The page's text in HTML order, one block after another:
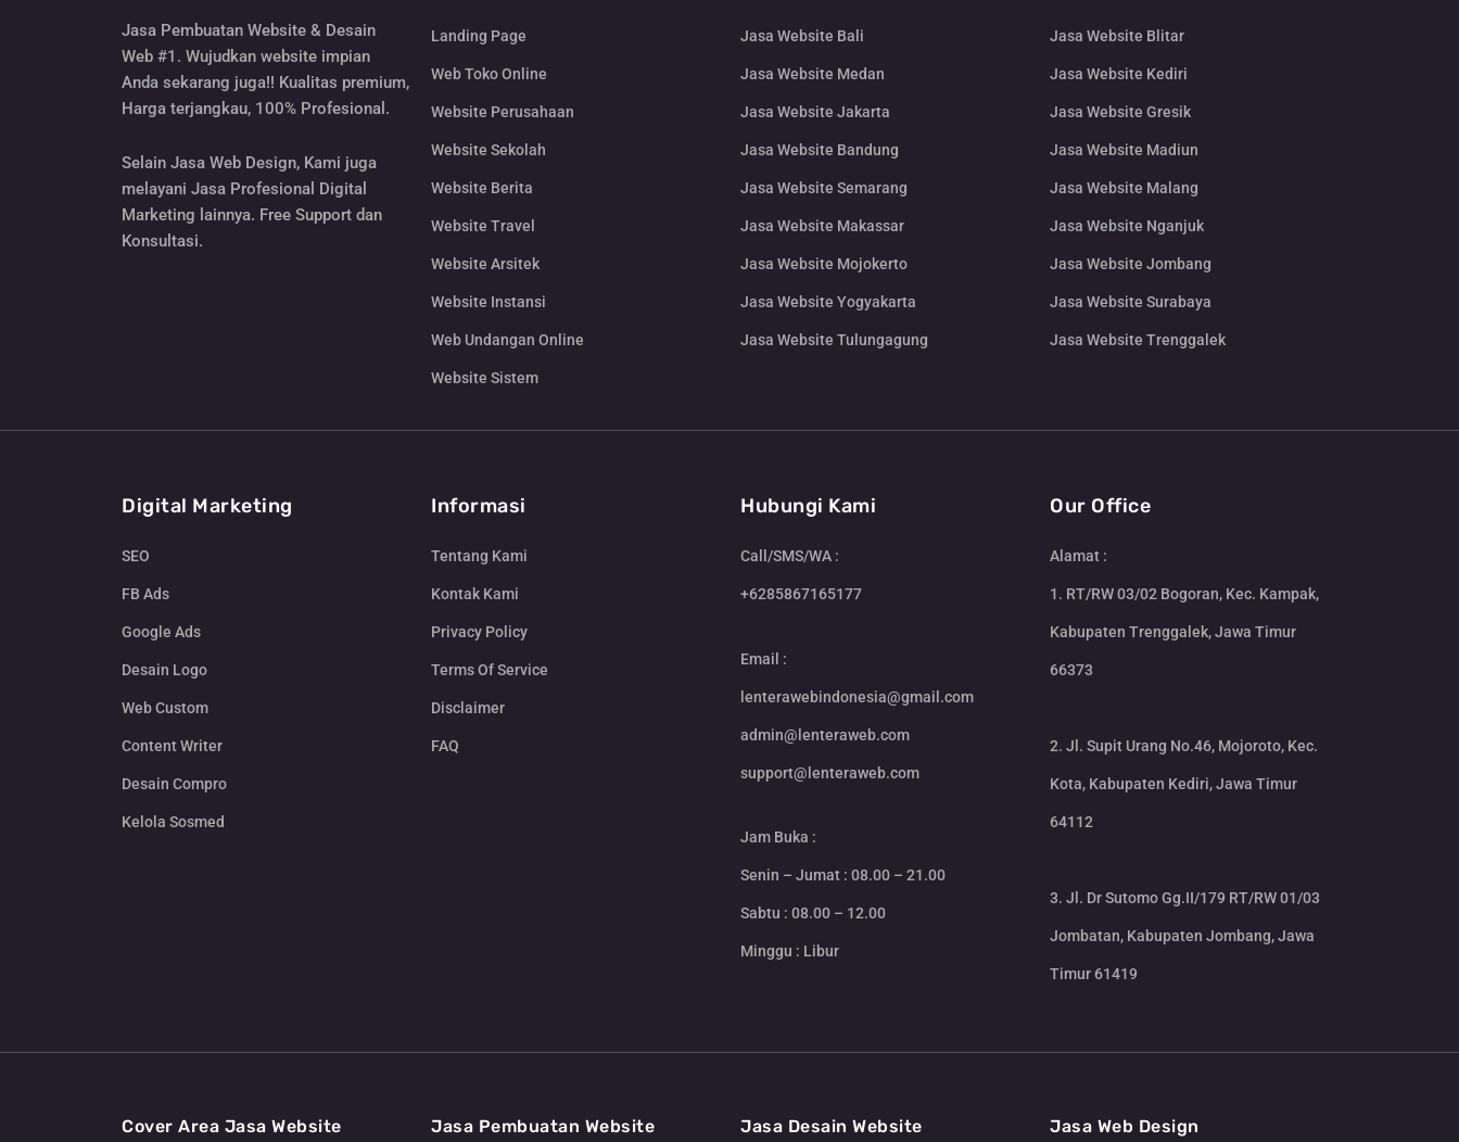
Jasa Pembuatan Website & Desain
Web #1. Wujudkan website impian
Anda sekarang juga!! Kualitas premium,
Harga terjangkau, 100% Profesional.
Selain Jasa Web Design, Kami juga
melayani Jasa Profesional Digital
Marketing lainnya. Free Support dan
Konsultasi.
Landing Page
Web Toko Online
Website Perusahaan
Website Sekolah
Website Berita
Website Travel
Website Arsitek
Website Instansi
Web Undangan Online
Website Sistem
Jasa Website Bali
Jasa Website Medan
Jasa Website Jakarta
Jasa Website Bandung
Jasa Website Semarang
Jasa Website Makassar
Jasa Website Mojokerto
Jasa Website Yogyakarta
Jasa Website Tulungagung
Jasa Website Blitar
Jasa Website Kediri
Jasa Website Gresik
Jasa Website Madiun
Jasa Website Malang
Jasa Website Nganjuk
Jasa Website Jombang
Jasa Website Surabaya
Jasa Website Trenggalek
Digital Marketing
SEO
FB Ads
Google Ads
Desain Logo
Web Custom
Content Writer
Desain Compro
Kelola Sosmed
Informasi
Tentang Kami
Kontak Kami
Privacy Policy
Terms Of Service
Disclaimer
FAQ
Hubungi Kami
Call/SMS/WA :
+6285867165177
Email :
lenterawebindonesia@gmail.com
admin@lenteraweb.com
support@lenteraweb.com
Jam Buka :
Senin – Jumat : 08.00 – 21.00
Sabtu : 08.00 – 12.00
Minggu : Libur
Our Office
Alamat :
1. RT/RW 03/02 Bogoran, Kec. Kampak,
Kabupaten Trenggalek, Jawa Timur
66373
2. Jl. Supit Urang No.46, Mojoroto, Kec.
Kota, Kabupaten Kediri, Jawa Timur
64112
3. Jl. Dr Sutomo Gg.II/179 RT/RW 01/03
Jombatan, Kabupaten Jombang, Jawa
Timur 61419
Cover Area Jasa Website Jasa Pembuatan Website Jasa Desain Website Jasa Web Design